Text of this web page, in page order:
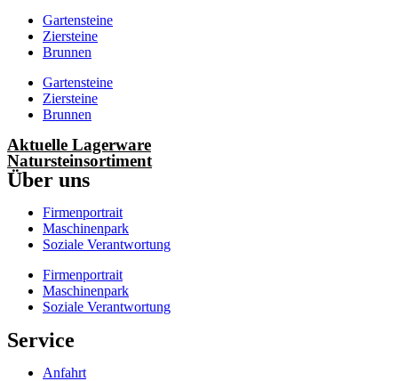
Gartensteine
Ziersteine
Brunnen
Gartensteine
Ziersteine
Brunnen
Aktuelle Lagerware
Natursteinsortiment
Über uns
Firmenportrait
Maschinenpark
Soziale Verantwortung
Firmenportrait
Maschinenpark
Soziale Verantwortung
Service
Anfahrt